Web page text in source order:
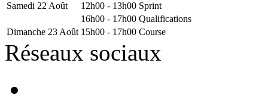
Samedi 22 Août
12h00 - 13h00 Sprint
16h00 - 17h00 Qualifications
Dimanche 23 Août 15h00 - 17h00 Course
Réseaux sociaux